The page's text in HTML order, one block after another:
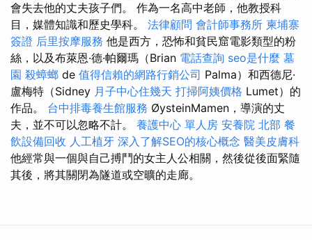
會失去他的丈夫孩子們。 作為一名高中老師，他教授科
目，媒體知識和歷史學科。 法律顧問 會計師事務所 柬埔寨
簽證 后里按摩服務 他是西方，恐怖和貧民窟電影類型的粉
絲，以及布萊恩·德·帕爾瑪（Brian 電話查詢 seo是什麼 墓
園 殺蟑螂 de 值得信賴的網路行銷公司 Palma）和西德尼·
盧梅特（Sidney 月子中心住幾天 打掃阿姨價格 Lumet）的
作品。 台中排毒養生館服務 ØysteinMamen，導演的丈
夫，並不可以忽略不計。 養護中心 單人房 安養院 北部 餐
飲設備回收 人工植牙 深入了解SEO的核心概念 醫美皮膚科
他經常與一個與自己搏鬥的女主人公相關，然後從後面緊隨
其後，將其關閉為隧道或空曠的走廊。